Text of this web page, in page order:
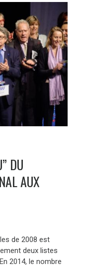
DU
AUX
de 2008 est
deux listes
2014, le nombre